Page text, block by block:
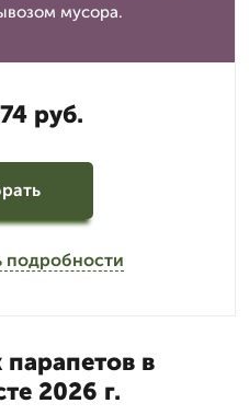
мусора.
руб.
подробности
в
2026 г.